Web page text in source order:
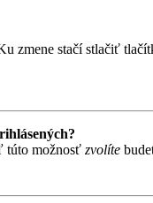
zmene stačí stlačiť
túto možnosť zvolíte